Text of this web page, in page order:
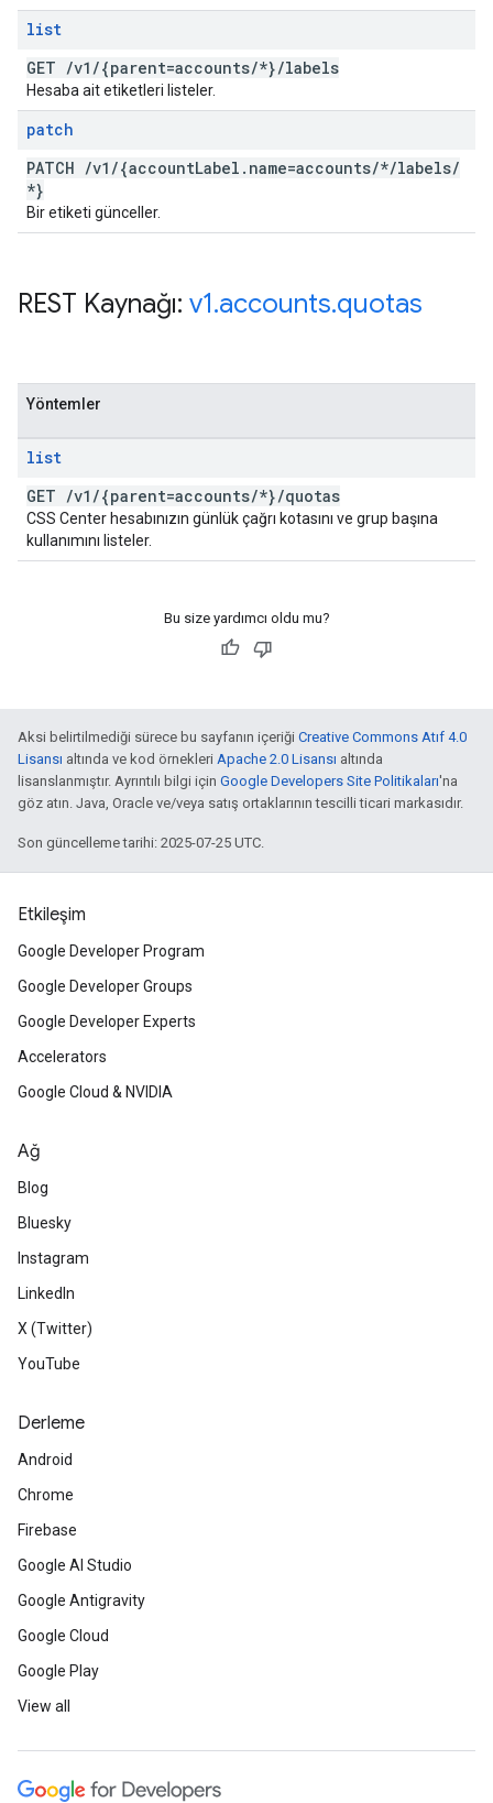
list
GET /v1 /{parent=accounts/*}/labels
Hesaba ait etiketleri listeler.
patch
PATCH /v1 /{accountLabel . name=accounts/*/labels/
*}
Bir etiketi günceller.
REST Kaynağı: v1.accounts.quotas
Yöntemler
list
GET /v1 /{parent=accounts/*}/quotas
CSS Center hesabınızın günlük çağrı kotasını ve grup başına
kullanımını listeler.
Bu size yardımcı oldu mu?
Aksi belirtilmediği sürece bu sayfanın içeriği Creative Commons Atıf 4.0
Lisansı altında ve kod örnekleri Apache 2.0 Lisansı altında
lisanslanmıştır. Ayrıntılı bilgi için Google Developers Site Politikaları'na
göz atın. Java, Oracle ve/veya satış ortaklarının tescilli ticari markasıdır.
Son güncelleme tarihi: 2025-07-25 UTC.
Etkileşim
Google Developer Program
Google Developer Groups
Google Developer Experts
Accelerators
Google Cloud & NVIDIA
Ağ
Blog
Bluesky
Instagram
LinkedIn
X (Twitter)
YouTube
Derleme
Android
Chrome
Firebase
Google AI Studio
Google Antigravity
Google Cloud
Google Play
View all